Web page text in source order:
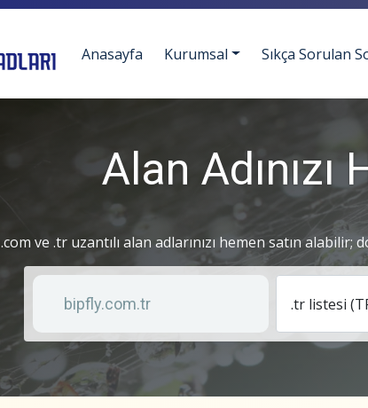
Anasayfa Kurumsal Sıkça Sorulan
Alan Adınızı
.com ve .tr uzantılı alan adlarınızı hemen satın
Anahtar kelime
Liste türü